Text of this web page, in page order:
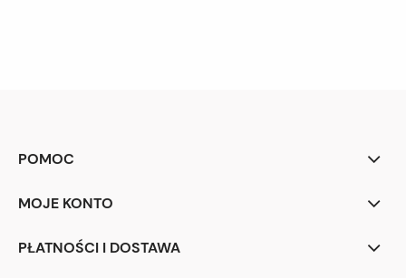
POMOC
MOJE KONTO
PŁATNOŚCI I DOSTAWA